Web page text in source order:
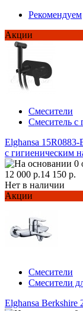
Рекомендуем
Акции
Смесители
Смеситель с
Elghansa
с гигиеническим
12 000 р.14 150 р.
Нет в наличии
Акции
Смесители
Смесители
Elghansa Berkshire